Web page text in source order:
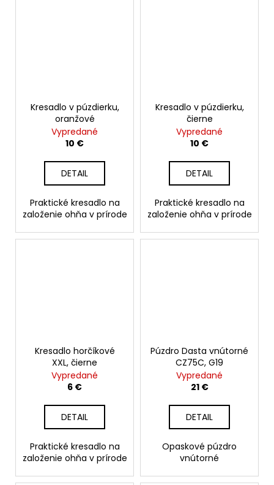
Kresadlo v púzdierku,
oranžové
Vypredané
10 €
DETAIL
Praktické kresadlo na
založenie ohňa v prírode
Kresadlo v púzdierku,
čierne
Vypredané
10 €
DETAIL
Praktické kresadlo na
založenie ohňa v prírode
Kresadlo horčíkové
XXL, čierne
Vypredané
6 €
DETAIL
Praktické kresadlo na
založenie ohňa v prírode
Púzdro Dasta vnútorné
CZ75C, G19
Vypredané
21 €
DETAIL
Opaskové púzdro
vnútorné